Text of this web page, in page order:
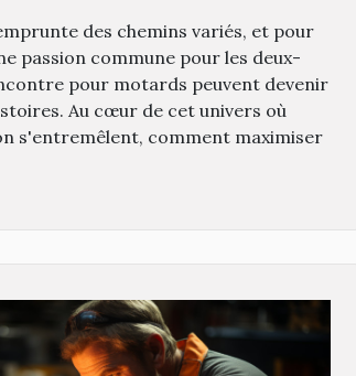
des chemins variés, et pour
passion commune pour les deux-
pour motards peuvent devenir
Au cœur de cet univers où
s'entremêlent, comment maximiser